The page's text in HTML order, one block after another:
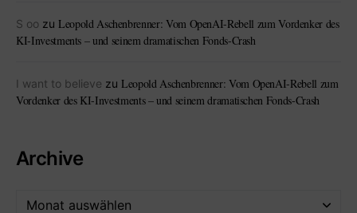
S oo zu Leopold Aschenbrenner: Vom OpenAI-Rebell zum Vordenker des
KI-Investments – und seinem dramatischen Fonds-Crash
I want to believe zu Leopold Aschenbrenner: Vom OpenAI-Rebell zum
Vordenker des KI-Investments – und seinem dramatischen Fonds-Crash
Archive